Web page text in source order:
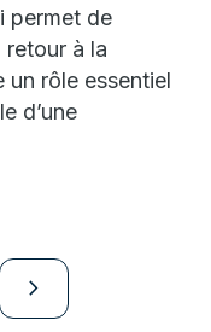
permet de
retour à la
un rôle essentiel
d’une
navigate_next